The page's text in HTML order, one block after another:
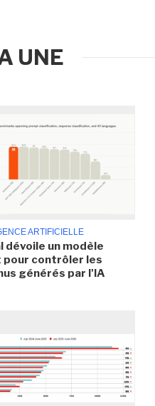
UNE
ARTIFICIELLE
dévoile un modèle
pour contrôler les
générés par l'IA